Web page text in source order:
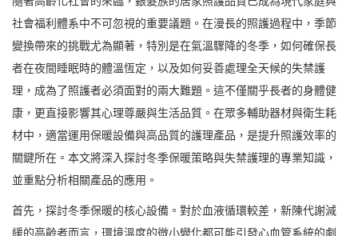
社會福利體系中不可忽視的重要議題。在漫長的照護過程中，季節
變換帶來的挑戰尤為顯著，特別是在氣溫驟降的冬季，如何確保長
者在夜間睡眠時的體溫恆定，以及如何妥善處理全天候的失禁護
理，成為了照護者必須面對的兩大難題。這不僅關乎長者的身體健
康，更直接影響其心理尊嚴與生活品質。在眾多輔助器材與衛生耗
材中，適當運用保暖設備與高品質的護理產品，是提升照護效率的
關鍵所在。本文將深入探討冬季保暖策略與失禁護理的專業知識，
並重點分析相關產品的應用。
首先，探討冬季保暖的核心設備。對於血液循環較差，新陳代謝減
緩的高齡者而言，環境溫度的微小變化都可能引發心血管系統的劇